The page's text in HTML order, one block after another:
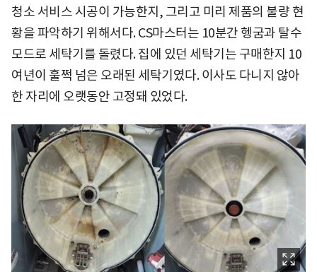
청소 서비스 시공이 가능한지, 그리고 미리 제품의 불량 현
황을 파악하기 위해서다. CS마스터는 10분간 헹굼과 탈수
모드로 세탁기를 돌렸다. 집에 있던 세탁기는 구매한지 10
여년이 훌쩍 넘은 오래된 세탁기였다. 이사도 다니지 않아
한 자리에 오랫동안 고정돼 있었다.